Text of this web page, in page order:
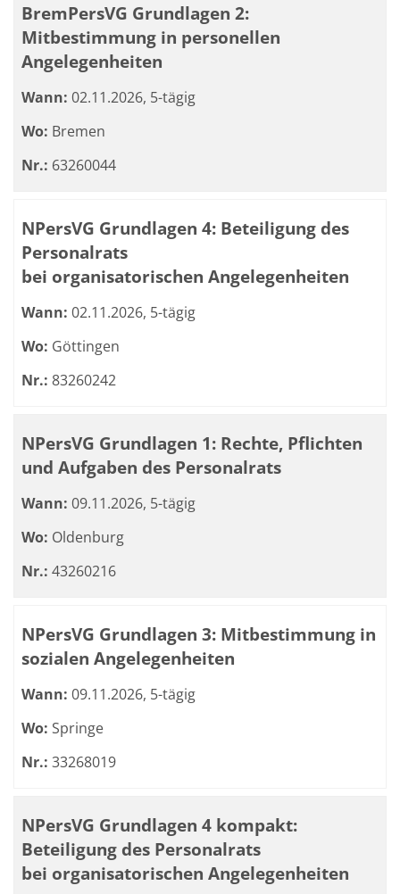
BremPersVG Grundlagen 2:
Mitbestimmung in personellen
Angelegenheiten
Wann: 02.11.2026, 5-tägig
Wo: Bremen
Nr.: 63260044
NPersVG Grundlagen 4: Beteiligung des
Personalrats
bei organisatorischen Angelegenheiten
Wann: 02.11.2026, 5-tägig
Wo: Göttingen
Nr.: 83260242
NPersVG Grundlagen 1: Rechte, Pflichten
und Aufgaben des Personalrats
Wann: 09.11.2026, 5-tägig
Wo: Oldenburg
Nr.: 43260216
NPersVG Grundlagen 3: Mitbestimmung in
sozialen Angelegenheiten
Wann: 09.11.2026, 5-tägig
Wo: Springe
Nr.: 33268019
NPersVG Grundlagen 4 kompakt:
Beteiligung des Personalrats
bei organisatorischen Angelegenheiten